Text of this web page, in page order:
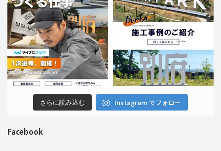
さらに読み込む Instagram でフォロー
Facebook